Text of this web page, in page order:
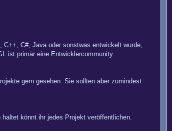
C#, Java oder sonstwas entwickelt wurde,
ist primär eine Entwicklercommunity.
gern gesehen. Sie sollten aber zumindest
haltet könnt ihr jedes Projekt veröffentlichen.